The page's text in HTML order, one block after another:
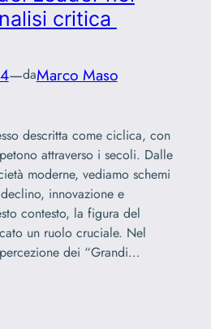
critica
—daMarco Maso
descritta come ciclica, con
attraverso i secoli. Dalle
moderne, vediamo schemi
innovazione e
contesto, la figura del
un ruolo cruciale. Nel
dei “Grandi…